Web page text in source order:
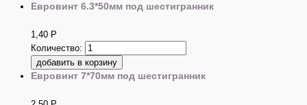
Евровинт 6.3*50мм под шестигранник
1,40 Р
Количество:
Евровинт 7*70мм под шестигранник